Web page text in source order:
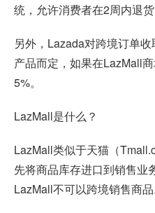
统，允许消费者在2周内退货
另外，Lazada对跨境订单
产品而定，如果在LazMall
5%。
LazMall是什么？
LazMall类似于天猫（
先将商品库存进口到销售业
LazMall不可以跨境销售商品